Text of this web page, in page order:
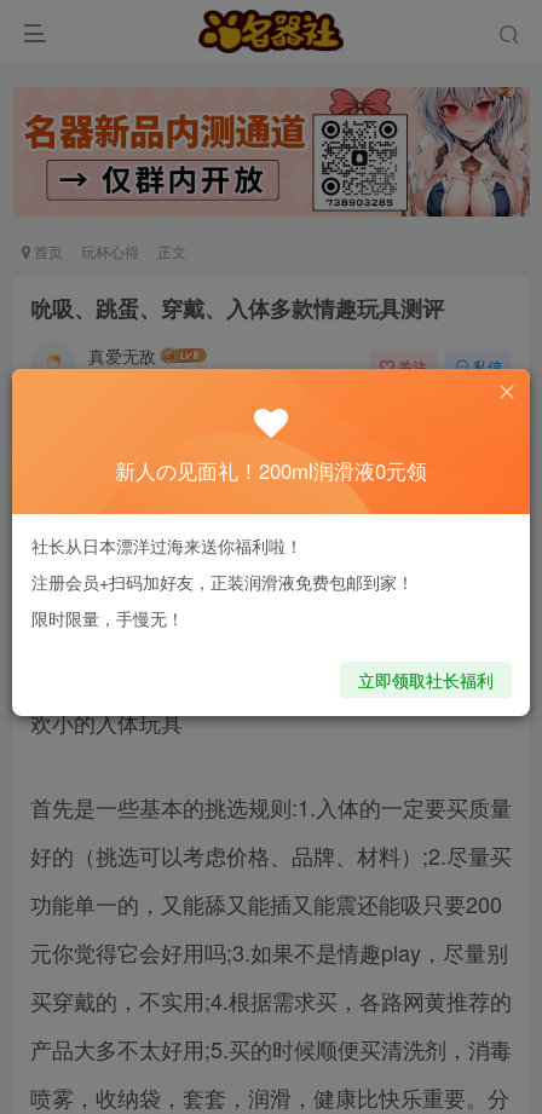
首页 玩杯心得 正文
吮吸、跳蛋、穿戴、入体多款情趣玩具测评
真爱无敌 关注 私信
📢 社长提示：新用户注册并加好友，免费领
200ml润滑液哦～
各位请谨慎种草！因为个人偏爱类型偏爱大size，
喜欢比较刺激的，可能我喜欢的不一定不符合你们
的需求，例如我不喜欢震动强度太低的玩具，不喜
欢小的入体玩具
首先是一些基本的挑选规则:1.入体的一定要买质量
好的（挑选可以考虑价格、品牌、材料）;2.尽量买
功能单一的，又能舔又能插又能震还能吸只要200
元你觉得它会好用吗;3.如果不是情趣play，尽量别
买穿戴的，不实用;4.根据需求买，各路网黄推荐的
产品大多不太好用;5.买的时候顺便买清洗剂，消毒
喷雾，收纳袋，套套，润滑，健康比快乐重要。分
新人の见面礼！200ml润滑液0元领
社长从日本漂洋过海来送你福利啦！
注册会员+扫码加好友，正装润滑液免费包邮到家！
限时限量，手慢无！
立即领取社长福利